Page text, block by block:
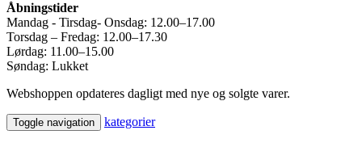
Åbningstider
Mandag - Tirsdag- Onsdag: 12.00–17.00
Torsdag – Fredag: 12.00–17.30
Lørdag: 11.00–15.00
Søndag: Lukket
Webshoppen opdateres dagligt med nye og solgte varer.
Toggle navigation kategorier